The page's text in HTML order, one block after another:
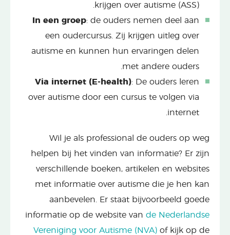
krijgen over autisme (ASS).
In een groep: de ouders nemen deel aan
een oudercursus. Zij krijgen uitleg over
autisme en kunnen hun ervaringen delen
met andere ouders.
Via internet (E-health): De ouders leren
over autisme door een cursus te volgen via
internet.
Wil je als professional de ouders op weg
helpen bij het vinden van informatie? Er zijn
verschillende boeken, artikelen en websites
met informatie over autisme die je hen kan
aanbevelen. Er staat bijvoorbeeld goede
informatie op de website van de Nederlandse
Vereniging voor Autisme (NVA) of kijk op de